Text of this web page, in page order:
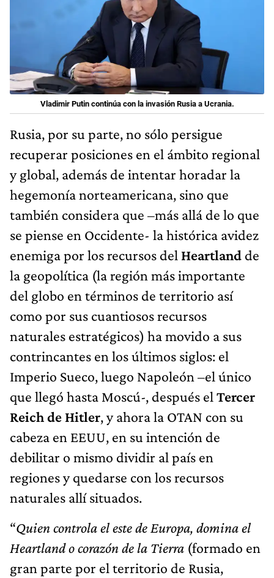
Vladimir Putin continúa con la invasión Rusia a Ucrania.
Rusia, por su parte, no sólo persigue
recuperar posiciones en el ámbito regional
y global, además de intentar horadar la
hegemonía norteamericana, sino que
también considera que –más allá de lo que
se piense en Occidente- la histórica avidez
enemiga por los recursos del Heartland de
la geopolítica (la región más importante
del globo en términos de territorio así
como por sus cuantiosos recursos
naturales estratégicos) ha movido a sus
contrincantes en los últimos siglos: el
Imperio Sueco, luego Napoleón –el único
que llegó hasta Moscú-, después el Tercer
Reich de Hitler, y ahora la OTAN con su
cabeza en EEUU, en su intención de
debilitar o mismo dividir al país en
regiones y quedarse con los recursos
naturales allí situados.
“Quien controla el este de Europa, domina el
Heartland o corazón de la Tierra (formado en
gran parte por el territorio de Rusia,